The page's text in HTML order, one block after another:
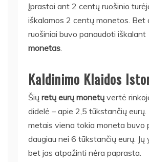
Įprastai ant 2 centų ruošinio
iškalamos 2 centų monetos. Bet
ruošiniai buvo panaudoti iškalant
monetas
Kaldinimo Klaidos
Šių retų eurų monetų vertė
didelė – apie 2,5 tūkstančių
metais viena tokia moneta buvo
daugiau nei 6 tūkstančių eurų. Jų
bet jas atpažinti nėra paprasta.